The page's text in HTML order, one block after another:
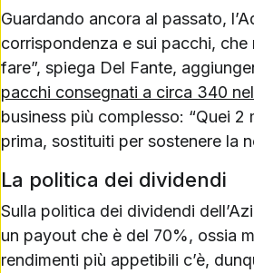
Guardando ancora al passato,
corrispondenza e sui pacchi,
fare”, spiega Del Fante,
pacchi consegnati a circa 340
business più complesso: “Quei
prima, sostituiti per sostenere la
La politica dei dividendi
Sulla politica dei dividendi
un payout che è del 70%, ossia
rendimenti più appetibili c’è,